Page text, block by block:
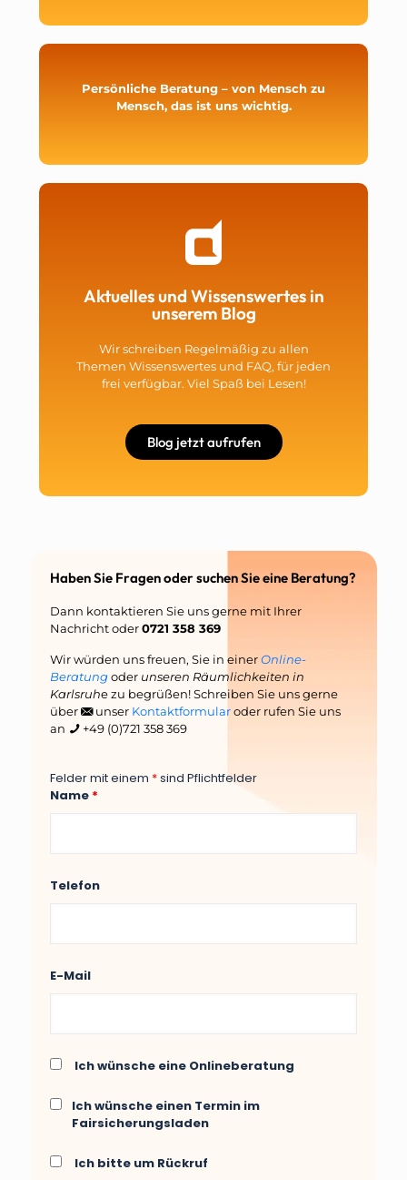
Persönliche Beratung – von Mensch zu
Mensch, das ist uns wichtig.
Aktuelles und Wissenswertes in
unserem Blog
Wir schreiben Regelmäßig zu allen
Themen Wissenswertes und FAQ, für jeden
frei verfügbar. Viel Spaß bei Lesen!
Blog jetzt aufrufen
Haben Sie Fragen oder suchen Sie eine Beratung?
Dann kontaktieren Sie uns gerne mit Ihrer
Nachricht oder0721 358 369
Wir würden uns freuen, Sie in einerOnline-
Beratungoder unseren Räumlichkeiten in
Karlsruhe zu begrüßen! Schreiben Sie uns gerne
über
unser Kontaktformularoder rufen Sie uns
an
+49 (0)721 358 369
Felder mit einem *sind Pflichtfelder
Name *
Telefon
E-Mail
Ich wünsche eine Onlineberatung
Ich wünsche einen Termin im
Fairsicherungsladen
Ich bitte um Rückruf